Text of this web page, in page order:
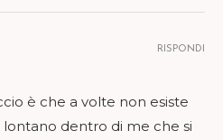
è che a volte non esiste
dentro di me che si
RISPONDI